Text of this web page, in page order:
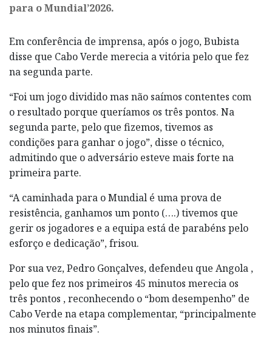
para o Mundial’2026.
Em conferência de imprensa, após o jogo, Bubista
disse que Cabo Verde merecia a vitória pelo que fez
na segunda parte.
“Foi um jogo dividido mas não saímos contentes com
o resultado porque queríamos os três pontos. Na
segunda parte, pelo que fizemos, tivemos as
condições para ganhar o jogo”, disse o técnico,
admitindo que o adversário esteve mais forte na
primeira parte.
“A caminhada para o Mundial é uma prova de
resistência, ganhamos um ponto (….) tivemos que
gerir os jogadores e a equipa está de parabéns pelo
esforço e dedicação”, frisou.
Por sua vez, Pedro Gonçalves, defendeu que Angola ,
pelo que fez nos primeiros 45 minutos merecia os
três pontos , reconhecendo o “bom desempenho” de
Cabo Verde na etapa complementar, “principalmente
nos minutos finais”.